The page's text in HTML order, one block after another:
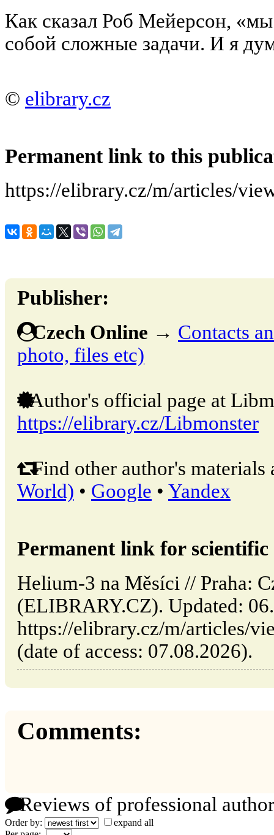
Как сказал Роб Мейерсон,
собой сложные задачи. И я
© elibrary.cz
Permanent link to this
https://elibrary.cz/m/articles/
Publisher:
Czech Online → Contacts
photo, files etc)
Author's official page at
https://elibrary.cz/Libmonster
Find other author's materials
World) • Google • Yandex
Permanent link for
Helium-3 na Měsíci // Praha:
(ELIBRARY.CZ). Updated:
https://elibrary.cz/m/articles/
(date of access: 07.08.2026).
Comments:
Reviews of professional
Order by:
expand all